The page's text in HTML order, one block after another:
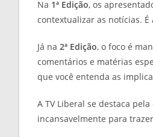
Na 1ª Edição, os
contextualizar as notícias.
Já na 2ª Edição, o foco é
comentários e matérias
que você entenda as
A TV Liberal se destaca
incansavelmente para